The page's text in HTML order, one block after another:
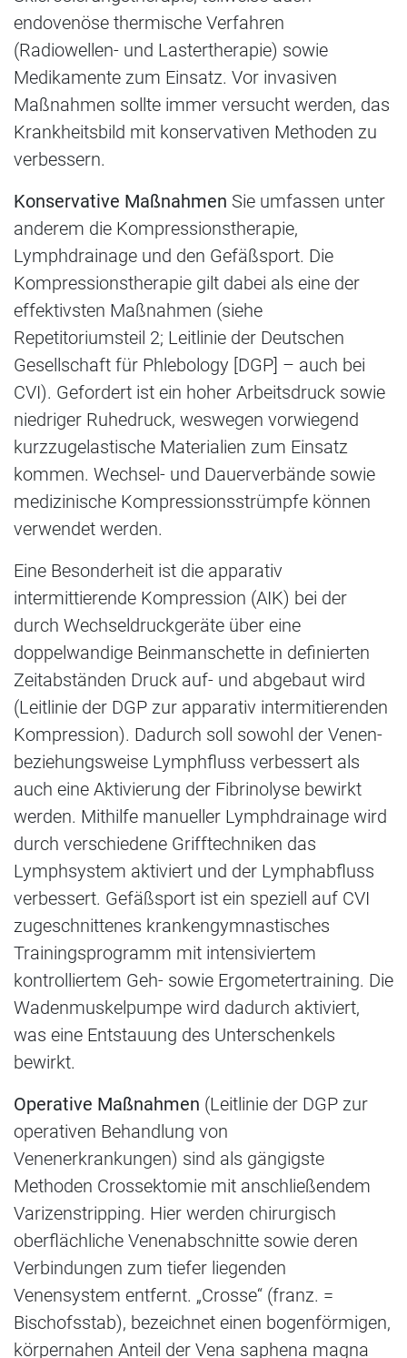
endovenöse thermische Verfahren
(Radiowellen- und Lastertherapie) sowie
Medikamente zum Einsatz. Vor invasiven
Maßnahmen sollte immer versucht werden, das
Krankheitsbild mit konservativen Methoden zu
verbessern.
Konservative Maßnahmen Sie umfassen unter
anderem die Kompressionstherapie,
Lymphdrainage und den Gefäßsport. Die
Kompressionstherapie gilt dabei als eine der
effektivsten Maßnahmen (siehe
Repetitoriumsteil 2; Leitlinie der Deutschen
Gesellschaft für Phlebology [DGP] – auch bei
CVI). Gefordert ist ein hoher Arbeitsdruck sowie
niedriger Ruhedruck, weswegen vorwiegend
kurzzugelastische Materialien zum Einsatz
kommen. Wechsel- und Dauerverbände sowie
medizinische Kompressionsstrümpfe können
verwendet werden.
Eine Besonderheit ist die apparativ
intermittierende Kompression (AIK) bei der
durch Wechseldruckgeräte über eine
doppelwandige Beinmanschette in definierten
Zeitabständen Druck auf- und abgebaut wird
(Leitlinie der DGP zur apparativ intermitierenden
Kompression). Dadurch soll sowohl der Venen-
beziehungsweise Lymphfluss verbessert als
auch eine Aktivierung der Fibrinolyse bewirkt
werden. Mithilfe manueller Lymphdrainage wird
durch verschiedene Grifftechniken das
Lymphsystem aktiviert und der Lymphabfluss
verbessert. Gefäßsport ist ein speziell auf CVI
zugeschnittenes krankengymnastisches
Trainingsprogramm mit intensiviertem
kontrolliertem Geh- sowie Ergometertraining. Die
Wadenmuskelpumpe wird dadurch aktiviert,
was eine Entstauung des Unterschenkels
bewirkt.
Operative Maßnahmen (Leitlinie der DGP zur
operativen Behandlung von
Venenerkrankungen) sind als gängigste
Methoden Crossektomie mit anschließendem
Varizenstripping. Hier werden chirurgisch
oberflächliche Venenabschnitte sowie deren
Verbindungen zum tiefer liegenden
Venensystem entfernt. „Crosse“ (franz. =
Bischofsstab), bezeichnet einen bogenförmigen,
körpernahen Anteil der Vena saphena magna